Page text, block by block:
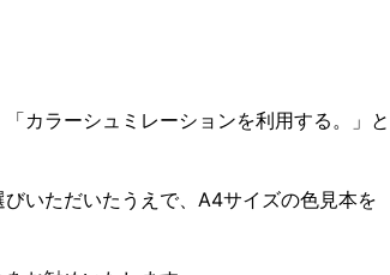
カラーシュミレーションを利用する。」と
いただいたうえで、A4サイズの色見本を